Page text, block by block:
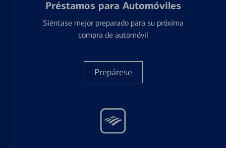
Préstamos para Automóviles
Siéntase mejor preparado para su próxima
compra de automóvil
Prepárese